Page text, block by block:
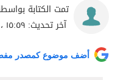
تمت الكتابة
آخر تحديث: ١٥:٥٩ ، ١١ يناير ٢٠٢٢
أضف موضوع كمصدر